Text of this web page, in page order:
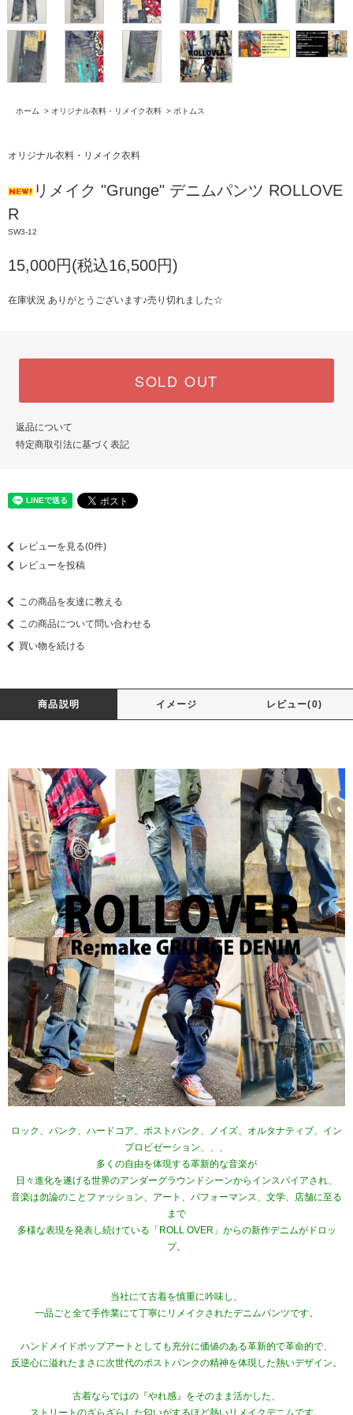
ホーム > オリジナル衣料・リメイク衣料 > ボトムス
オリジナル衣料・リメイク衣料
リメイク "Grunge" デニムパンツ ROLLOVE
R
SW3-12
15,000円(税込16,500円)
在庫状況 ありがとうございます♪売り切れました☆
SOLD OUT
返品について
特定商取引法に基づく表記
レビューを見る(0件)
レビューを投稿
この商品を友達に教える
この商品について問い合わせる
買い物を続ける
商品説明 イメージ レビュー(0)
ロック、パンク、ハードコア、ポストパンク、ノイズ、オルタナティブ、イン
プロビゼーション、、、
多くの自由を体現する革新的な音楽が
日々進化を遂げる世界のアンダーグラウンドシーンからインスパイアされ、
音楽は勿論のことファッション、アート、パフォーマンス、文学、店舗に至る
まで
多様な表現を発表し続けている「ROLL OVER」からの新作デニムがドロッ
プ。
当社にて古着を慎重に吟味し、
一品ごと全て手作業にて丁寧にリメイクされたデニムパンツです。
ハンドメイドポップアートとしても充分に価値のある革新的で革命的で、
反逆心に溢れたまさに次世代のポストパンクの精神を体現した熱いデザイン。
古着ならではの『やれ感』をそのまま活かした、
ストリートのざらざらした匂いがするほど熱いリメイクデニムです。